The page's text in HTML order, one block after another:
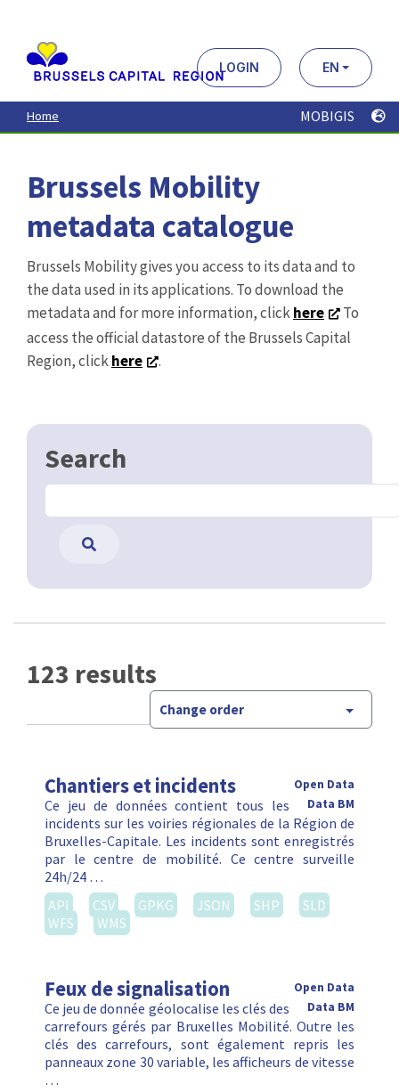
contenu
principal
LOGIN EN
Home MOBIGIS
Brussels Mobility
metadata catalogue
Brussels Mobility gives you access to its data and to
the data used in its applications. To download the
metadata and for more information, clickhere
To
access the official datastore of the Brussels Capital
Region, clickhere .
Search
123 results
Change order
Chantiers et incidents
Open Data
Data BM
Ce jeu de données contient tous les
incidents sur les voiries régionales de la Région de
Bruxelles-Capitale. Les incidents sont enregistrés
par le centre de mobilité. Ce centre surveille
24h/24 …
API
CSV GPKG JSON SHP
SLD
WFS
WMS
Feux de signalisation
Open Data
Data BM
Ce jeu de donnée géolocalise les clés des
carrefours gérés par Bruxelles Mobilité. Outre les
clés des carrefours, sont également repris les
panneaux zone 30 variable, les afficheurs de vitesse
…